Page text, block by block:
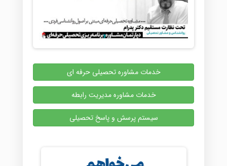
خدمات مشاوره تحصیلی حرفه ای
خدمات مشاوره مدیریت رابطه
سیستم پرسش و پاسخ تحصیلی